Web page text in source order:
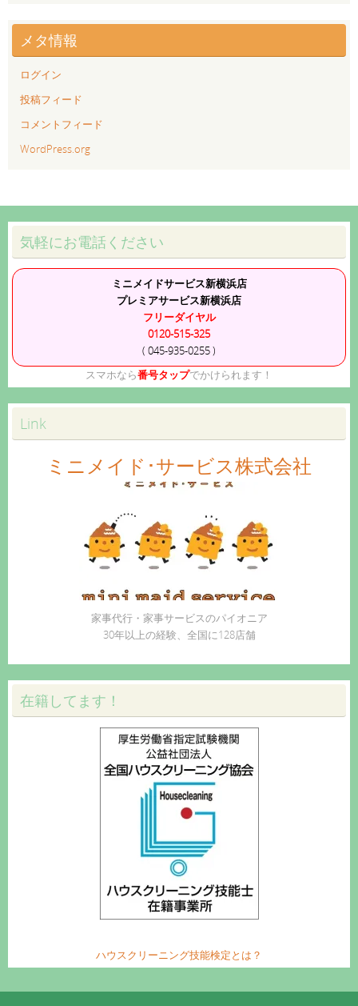
メタ情報
ログイン
投稿フィード
コメントフィード
WordPress.org
気軽にお電話ください
ミニメイドサービス新横浜店
プレミアサービス新横浜店
フリーダイヤル
0120-515-325
( 045-935-0255 )
スマホなら番号タップでかけられます！
Link
ミニメイド･サービス株式会社
家事代行・家事サービスのパイオニア
30年以上の経験、全国に128店舗
在籍してます！
ハウスクリーニング技能検定とは？